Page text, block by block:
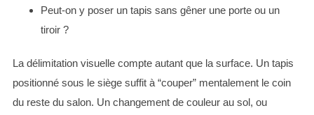
Peut-on y poser un tapis sans gêner une porte ou un
tiroir ?
La délimitation visuelle compte autant que la surface. Un tapis
positionné sous le siège suffit à “couper” mentalement le coin
du reste du salon. Un changement de couleur au sol, ou